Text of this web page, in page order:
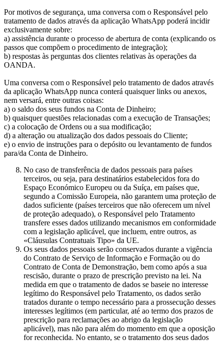
Por motivos de segurança, uma conversa com o Responsável pelo
tratamento de dados através da aplicação WhatsApp poderá incidir
exclusivamente sobre:
a) assistência durante o processo de abertura de conta (explicando os
passos que compõem o procedimento de integração);
b) respostas às perguntas dos clientes relativas às operações da
OANDA.
Uma conversa com o Responsável pelo tratamento de dados através
da aplicação WhatsApp nunca conterá quaisquer links ou anexos,
nem versará, entre outras coisas:
a) o saldo dos seus fundos na Conta de Dinheiro;
b) quaisquer questões relacionadas com a execução de Transações;
c) a colocação de Ordens ou a sua modificação;
d) a alteração ou atualização dos dados pessoais do Cliente;
e) o envio de instruções para o depósito ou levantamento de fundos
para/da Conta de Dinheiro.
No caso de transferência de dados pessoais para países
terceiros, ou seja, para destinatários estabelecidos fora do
Espaço Económico Europeu ou da Suíça, em países que,
segundo a Comissão Europeia, não garantem uma proteção de
dados suficiente (países terceiros que não oferecem um nível
de proteção adequado), o Responsável pelo Tratamento
transfere esses dados utilizando mecanismos em conformidade
com a legislação aplicável, que incluem, entre outros, as
«Cláusulas Contratuais Tipo» da UE.
Os seus dados pessoais serão conservados durante a vigência
do Contrato de Serviço de Informação e Formação ou do
Contrato de Conta de Demonstração, bem como após a sua
rescisão, durante o prazo de prescrição previsto na lei. Na
medida em que o tratamento de dados se baseie no interesse
legítimo do Responsável pelo Tratamento, os dados serão
tratados durante o tempo necessário para a prossecução desses
interesses legítimos (em particular, até ao termo dos prazos de
prescrição para reclamações ao abrigo da legislação
aplicável), mas não para além do momento em que a oposição
for reconhecida. No entanto, se o tratamento dos seus dados